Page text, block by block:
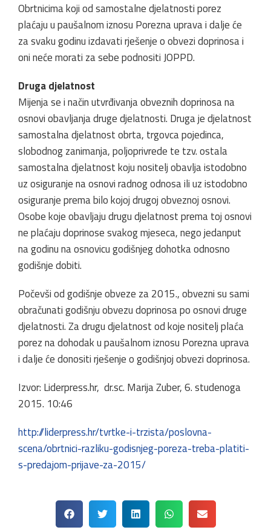
Obrtnicima koji od samostalne djelatnosti porez
plaćaju u paušalnom iznosu Porezna uprava i dalje će
za svaku godinu izdavati rješenje o obvezi doprinosa i
oni neće morati za sebe podnositi JOPPD.
Druga djelatnost
Mijenja se i način utvrđivanja obveznih doprinosa na
osnovi obavljanja druge djelatnosti. Druga je djelatnost
samostalna djelatnost obrta, trgovca pojedinca,
slobodnog zanimanja, poljoprivrede te tzv. ostala
samostalna djelatnost koju nositelj obavlja istodobno
uz osiguranje na osnovi radnog odnosa ili uz istodobno
osiguranje prema bilo kojoj drugoj obveznoj osnovi.
Osobe koje obavljaju drugu djelatnost prema toj osnovi
ne plaćaju doprinose svakog mjeseca, nego jedanput
na godinu na osnovicu godišnjeg dohotka odnosno
godišnje dobiti.
Počevši od godišnje obveze za 2015., obvezni su sami
obračunati godišnju obvezu doprinosa po osnovi druge
djelatnosti. Za drugu djelatnost od koje nositelj plaća
porez na dohodak u paušalnom iznosu Porezna uprava
i dalje će donositi rješenje o godišnjoj obvezi doprinosa.
Izvor: Liderpress.hr, dr.sc. Marija Zuber, 6. studenoga
2015. 10:46
http://liderpress.hr/tvrtke-i-trzista/poslovna-
scena/obrtnici-razliku-godisnjeg-poreza-treba-platiti-
s-predajom-prijave-za-2015/